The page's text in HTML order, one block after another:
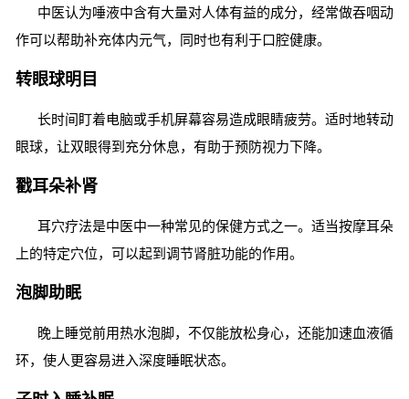
中医认为唾液中含有大量对人体有益的成分，经常做吞咽动
作可以帮助补充体内元气，同时也有利于口腔健康。
转眼球明目
长时间盯着电脑或手机屏幕容易造成眼睛疲劳。适时地转动
眼球，让双眼得到充分休息，有助于预防视力下降。
戳耳朵补肾
耳穴疗法是中医中一种常见的保健方式之一。适当按摩耳朵
上的特定穴位，可以起到调节肾脏功能的作用。
泡脚助眠
晚上睡觉前用热水泡脚，不仅能放松身心，还能加速血液循
环，使人更容易进入深度睡眠状态。